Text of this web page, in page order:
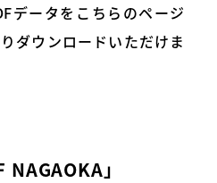
データをこちらのページ
ダウンロードいただけま
」